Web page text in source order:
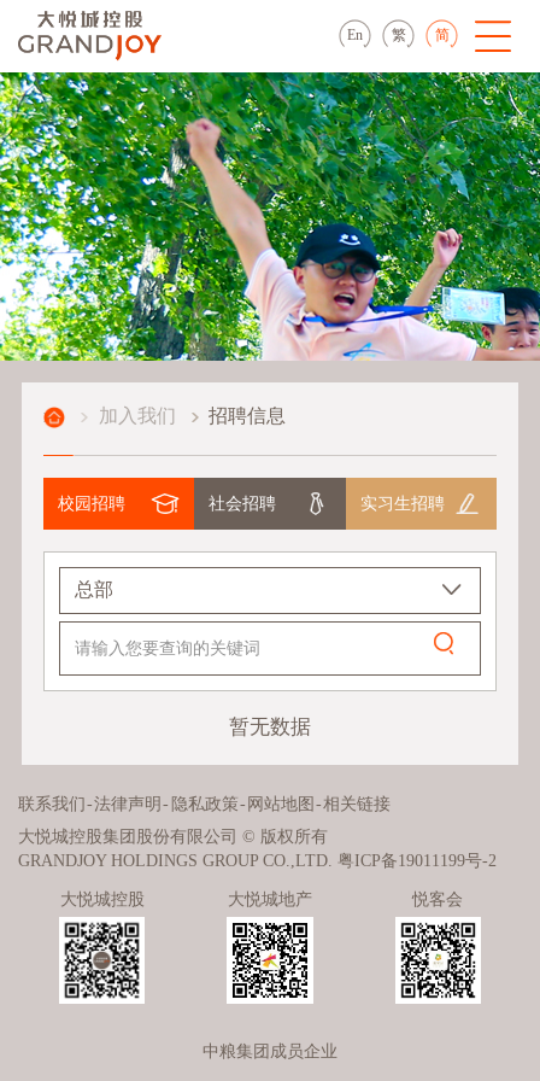
En 繁 简
加入我们 招聘信息
校园招聘 社会招聘 实习生招聘
暂无数据
联系我们-法律声明 - 隐私政策- 网站地图 -相关链接
大悦城控股集团股份有限公司 © 版权所有
GRANDJOY HOLDINGS GROUP CO.,LTD. 粤ICP备19011199号-2
大悦城控股
大悦城地产 悦客会
中粮集团成员企业